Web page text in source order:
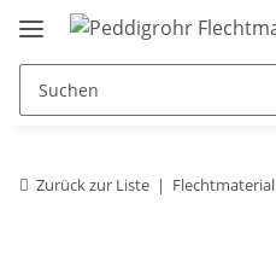
Zurück zur Liste Flechtmaterial